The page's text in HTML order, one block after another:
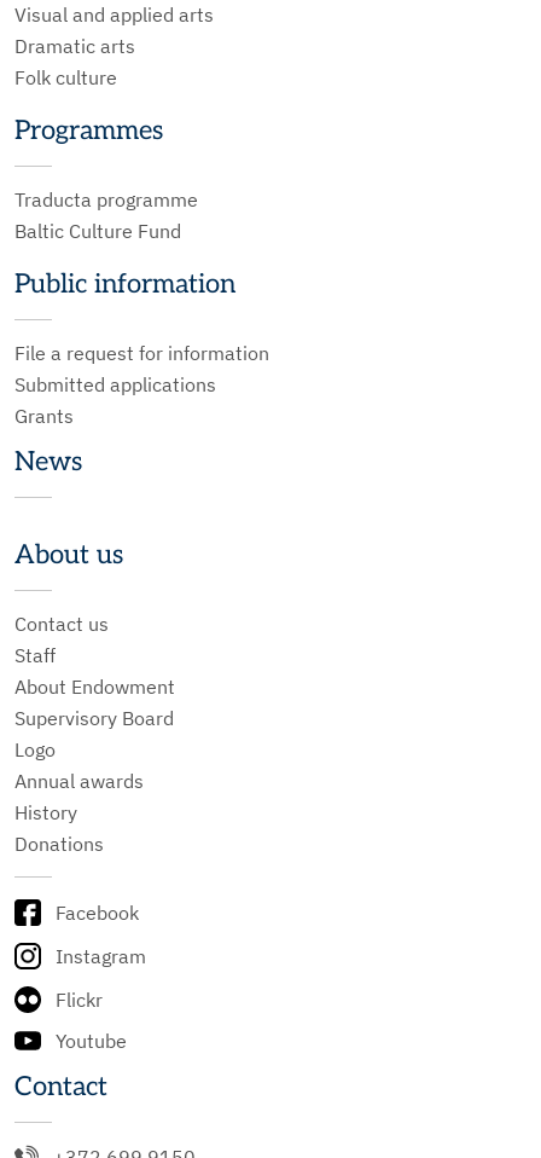
Visual and applied arts
Dramatic arts
Folk culture
Programmes
Traducta programme
Baltic Culture Fund
Public information
File a request for information
Submitted applications
Grants
News
About us
Contact us
Staff
About Endowment
Supervisory Board
Logo
Annual awards
History
Donations
Facebook
Instagram
Flickr
Youtube
Contact